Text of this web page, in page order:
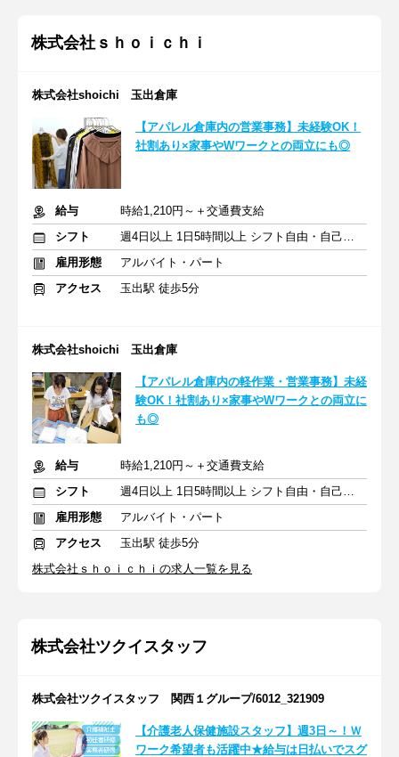
株式会社ｓｈｏｉｃｈｉ
株式会社shoichi 玉出倉庫
【アパレル倉庫内の営業事務】未経験OK！
社割あり×家事やWワークとの両立にも◎
給与
時給1,210円～＋交通費支給
シフト
週4日以上 1日5時間以上 シフト自由・自己申告
雇用形態
アルバイト・パート
アクセス
玉出駅 徒歩5分
株式会社shoichi 玉出倉庫
【アパレル倉庫内の軽作業・営業事務】未経
験OK！社割あり×家事やWワークとの両立に
も◎
給与
時給1,210円～＋交通費支給
シフト
週4日以上 1日5時間以上 シフト自由・自己申告
雇用形態
アルバイト・パート
アクセス
玉出駅 徒歩5分
株式会社ｓｈｏｉｃｈｉの求人一覧を見る
株式会社ツクイスタッフ
株式会社ツクイスタッフ 関西１グループ/6012_321909
【介護老人保健施設スタッフ】週3日～！Ｗ
ワーク希望者も活躍中★給与は日払いでスグ